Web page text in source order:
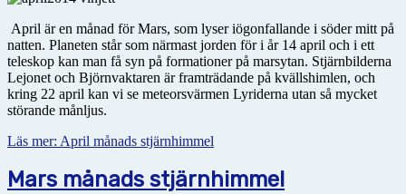
April är en månad för Mars, som lyser iögonfallande i söder mitt på
natten. Planeten står som närmast jorden för i år 14 april och i ett
teleskop kan man få syn på formationer på marsytan. Stjärnbilderna
Lejonet och Björnvaktaren är framträdande på kvällshimlen, och
kring 22 april kan vi se meteorsvärmen Lyriderna utan så mycket
störande månljus.
Läs mer: April månads stjärnhimmel
Mars månads stjärnhimmel